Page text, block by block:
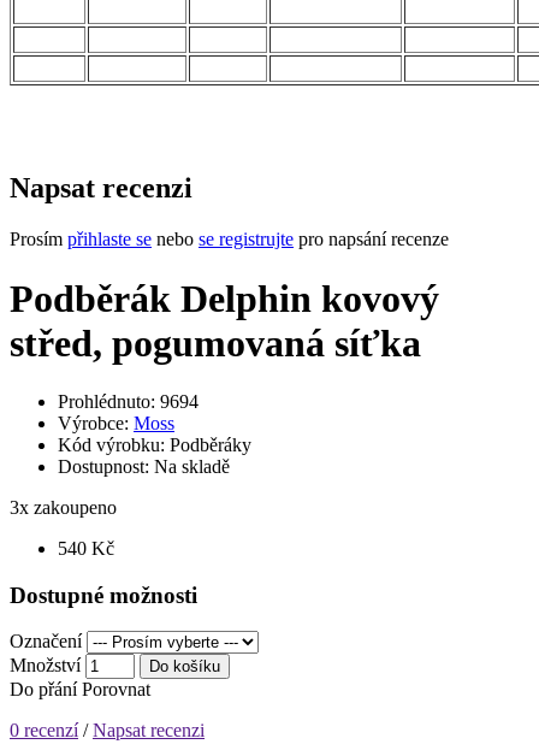
Napsat recenzi
Prosím přihlaste se nebo se registrujte pro napsání recenze
Podběrák Delphin kovový
střed, pogumovaná síťka
Prohlédnuto: 9694
Výrobce: Moss
Kód výrobku: Podběráky
Dostupnost: Na skladě
3x zakoupeno
540 Kč
Dostupné možnosti
Označení
Množství
Do košíku
Do přání Porovnat
0 recenzí/Napsat recenzi